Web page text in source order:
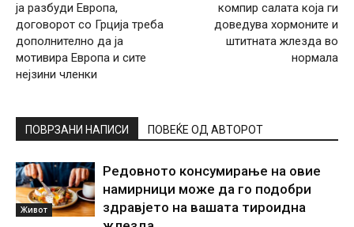
ја разбуди Европа,
договорот со Грција треба
дополнително да ја
мотивира Европа и сите
нејзини членки
компир салата која ги
доведува хормоните и
штитната жлезда во
нормала
ПОВРЗАНИ НАПИСИ ПОВЕЌЕ ОД АВТОРОТ
Живот
Редовното консумирање на овие
намирници може да го подобри
здравјето на вашата тироидна